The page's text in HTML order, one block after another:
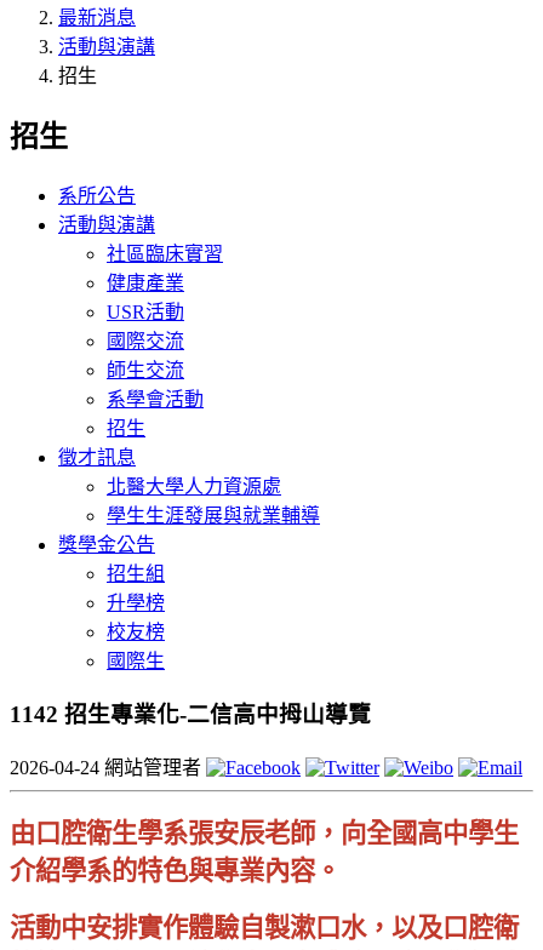
最新消息
活動與演講
招生
招生
系所公告
活動與演講
社區臨床實習
健康產業
USR活動
國際交流
師生交流
系學會活動
招生
徵才訊息
北醫大學人力資源處
學生生涯發展與就業輔導
獎學金公告
招生組
升學榜
校友榜
國際生
1142 招生專業化-二信高中拇山導覽
2026-04-24 網站管理者
由口腔衛生學系張安辰老師，向全國高中學生
介紹學系的特色與專業內容。
活動中安排實作體驗自製漱口水，以及口腔衛